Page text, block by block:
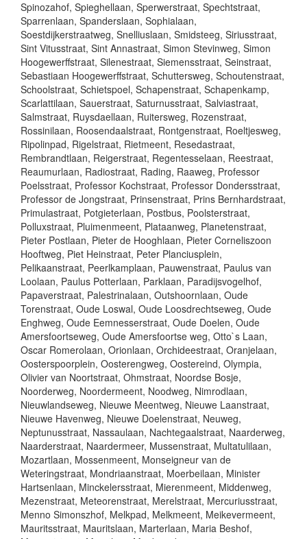
Spinozahof, Spieghellaan, Sperwerstraat, Spechtstraat,
Sparrenlaan, Spanderslaan, Sophialaan,
Soestdijkerstraatweg, Snelliuslaan, Smidsteeg, Siriusstraat,
Sint Vitusstraat, Sint Annastraat, Simon Stevinweg, Simon
Hoogewerffstraat, Silenestraat, Siemensstraat, Seinstraat,
Sebastiaan Hoogewerffstraat, Schuttersweg, Schoutenstraat,
Schoolstraat, Schietspoel, Schapenstraat, Schapenkamp,
Scarlattilaan, Sauerstraat, Saturnusstraat, Salviastraat,
Salmstraat, Ruysdaellaan, Ruitersweg, Rozenstraat,
Rossinilaan, Roosendaalstraat, Rontgenstraat, Roeltjesweg,
Ripolinpad, Rigelstraat, Rietmeent, Resedastraat,
Rembrandtlaan, Reigerstraat, Regentesselaan, Reestraat,
Reaumurlaan, Radiostraat, Rading, Raaweg, Professor
Poelsstraat, Professor Kochstraat, Professor Dondersstraat,
Professor de Jongstraat, Prinsenstraat, Prins Bernhardstraat,
Primulastraat, Potgieterlaan, Postbus, Poolsterstraat,
Polluxstraat, Pluimenmeent, Plataanweg, Planetenstraat,
Pieter Postlaan, Pieter de Hooghlaan, Pieter Corneliszoon
Hooftweg, Piet Heinstraat, Peter Planciusplein,
Pelikaanstraat, Peerlkamplaan, Pauwenstraat, Paulus van
Loolaan, Paulus Potterlaan, Parklaan, Paradijsvogelhof,
Papaverstraat, Palestrinalaan, Outshoornlaan, Oude
Torenstraat, Oude Loswal, Oude Loosdrechtseweg, Oude
Enghweg, Oude Eemnesserstraat, Oude Doelen, Oude
Amersfoortseweg, Oude Amersfoortse weg, Otto`s Laan,
Oscar Romerolaan, Orionlaan, Orchideestraat, Oranjelaan,
Oosterspoorplein, Oosterengweg, Oostereind, Olympia,
Olivier van Noortstraat, Ohmstraat, Noordse Bosje,
Noorderweg, Noordermeent, Noodweg, Nimrodlaan,
Nieuwlandseweg, Nieuwe Meentweg, Nieuwe Laanstraat,
Nieuwe Havenweg, Nieuwe Doelenstraat, Neuweg,
Neptunusstraat, Nassaulaan, Nachtegaalstraat, Naarderweg,
Naarderstraat, Naardermeer, Mussenstraat, Multatulilaan,
Mozartlaan, Mossenmeent, Monseigneur van de
Weteringstraat, Mondriaanstraat, Moerbeilaan, Minister
Hartsenlaan, Minckelersstraat, Mierenmeent, Middenweg,
Mezenstraat, Meteorenstraat, Merelstraat, Mercuriusstraat,
Menno Simonszhof, Melkpad, Melkmeent, Meikevermeent,
Mauritsstraat, Mauritslaan, Marterlaan, Maria Beshof,